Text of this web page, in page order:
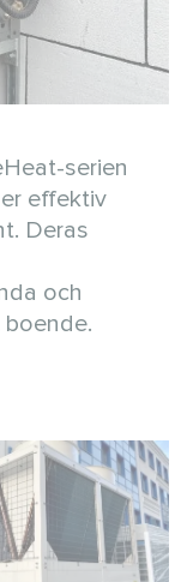
serien
effektiv
Deras
och